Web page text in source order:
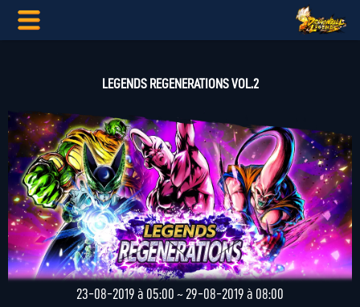
LEGENDS REGENERATIONS VOL.2
23-08-2019 à 05:00 ~ 29-08-2019 à 08:00